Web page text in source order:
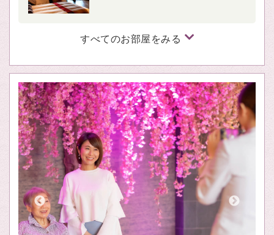
すべてのお部屋をみる